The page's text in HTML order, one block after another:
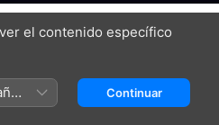
el contenido específico
Continuar